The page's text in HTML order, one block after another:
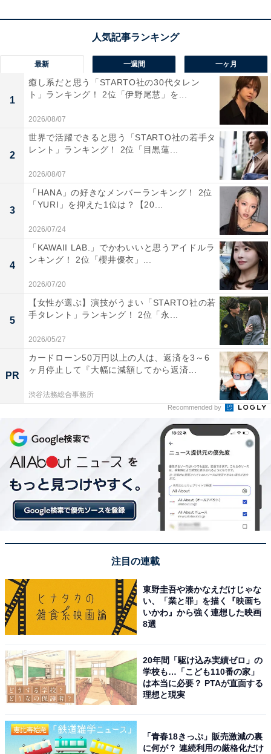
国にいちばん近いまちはないからです」（40代男性／北
みたいです」（40代その他／富山県）といった声があり
ました。
※回答者のコメントは原文ママです
17位までの全ランキング結果を見
「1人暮らしで住みたい」と思う都道府県ランキ
ング！ 2位「神奈川県」、1位は？
最新 一週間 一ヶ月
1
癒し系だと思う「STARTO社の30代タレン
ト」ランキング！ 2位「伊野尾慧」を...
2026/08/07
2
世界で活躍できると思う「STARTO社の若手タ
レント」ランキング！ 2位「目黒蓮...
2026/08/07
3
「HANA」の好きなメンバーランキング！ 2位
「YURI」を抑えた1位は？【20...
2026/07/24
4
「KAWAII LAB.」でかわいいと思うアイドルラ
ンキング！ 2位「櫻井優衣」...
2026/07/20
5
【女性が選ぶ】演技がうまい「STARTO社の若
手タレント」ランキング！ 2位「永...
2026/05/27
PR
カードローン50万円以上の人は、返済を3～6
ヶ月停止して『大幅に減額してから返済...
渋谷法務総合事務所
Recommended by
注目の連載
東野圭吾や湊かなえだけじゃな
い、「業と罪」を描く『映画ち
いかわ』から強く連想した映画
8選
20年間「駆け込み実績ゼロ」の
学校も…「こども110番の家」
は本当に必要？ PTAが直面する
理想と現実
「青春18きっぷ」販売激減の裏
に何が？ 連続利用の厳格化だけ